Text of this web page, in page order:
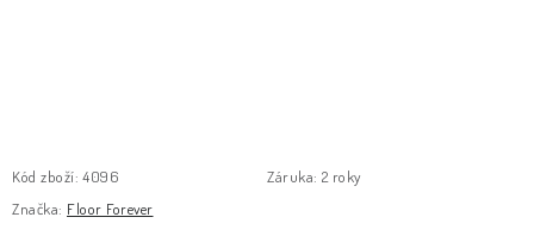
Kód zboží: 4096 Záruka: 2 roky
Značka: Floor Forever